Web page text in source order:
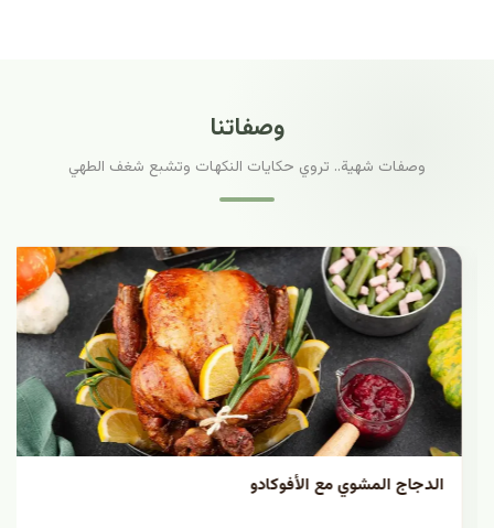
وصفاتنا
وصفات شهية.. تروي حكايات النكهات وتشبع شغف الطهي
الدجاج المشوي مع الأفوكادو